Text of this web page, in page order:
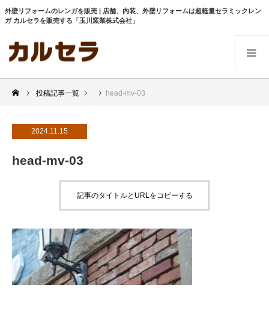
外壁リフォームのレンガを販売 | 店舗、内装、外壁リフォームは超軽量セラミックレン
ガ カルセラを販売する「玉川窯業株式会社」
投稿記事一覧 head-mv-03
2024.11.15
head-mv-03
記事のタイトルとURLをコピーする